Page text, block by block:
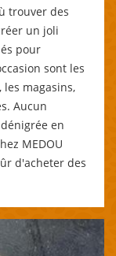
trouver des
un joli
pour
sont les
magasins,
Aucun
en
MEDOU
d'acheter des